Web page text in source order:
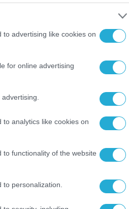
advertising like cookies on
for online advertising
analytics like cookies on
functionality of the website
personalization.
για
στην Αθήνα καθώς σε βάρος
Σύλληψης από τις
που είχε διαπραχθεί το
συνολική ποινή κάθειρξης
Εισαγγελέα Εφετών